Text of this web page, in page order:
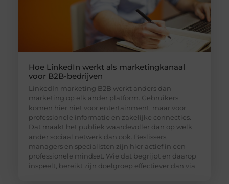
Hoe LinkedIn werkt als marketingkanaal
voor B2B-bedrijven
LinkedIn marketing B2B werkt anders dan
marketing op elk ander platform. Gebruikers
komen hier niet voor entertainment, maar voor
professionele informatie en zakelijke connecties.
Dat maakt het publiek waardevoller dan op welk
ander sociaal netwerk dan ook. Beslissers,
managers en specialisten zijn hier actief in een
professionele mindset. Wie dat begrijpt en daarop
inspeelt, bereikt zijn doelgroep effectiever dan via